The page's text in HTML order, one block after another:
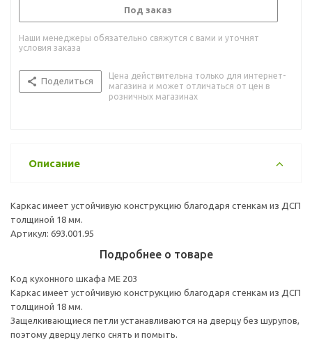
Под заказ
Наши менеджеры обязательно свяжутся с вами и уточнят
условия заказа
Поделиться
Цена действительна только для интернет-
магазина и может отличаться от цен в
розничных магазинах
Описание
Каркас имеет устойчивую конструкцию благодаря стенкам из ДСП
толщиной 18 мм.
Артикул: 693.001.95
Подробнее о товаре
Код кухонного шкафа ME 203
Каркас имеет устойчивую конструкцию благодаря стенкам из ДСП
толщиной 18 мм.
Защелкивающиеся петли устанавливаются на дверцу без шурупов,
поэтому дверцу легко снять и помыть.